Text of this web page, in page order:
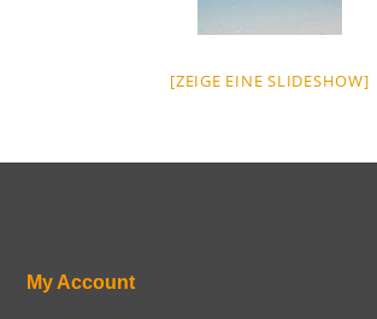
[ZEIGE EINE SLIDESHOW]
My Account